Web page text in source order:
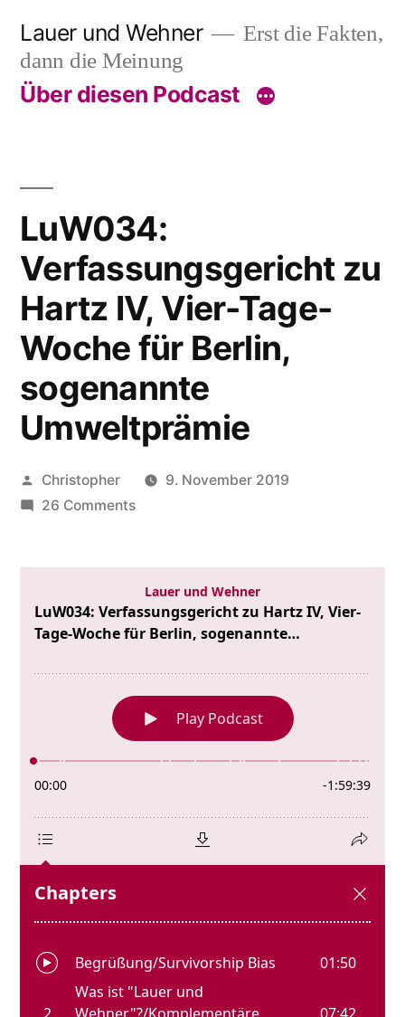
content
Lauer und Wehner
Erst die Fakten,
dann die Meinung
Über diesen Podcast
LuW034:
Verfassungsgericht zu
Hartz IV, Vier-Tage-
Woche für Berlin,
sogenannte
Umweltprämie
Posted
by
Christopher
9. November 2019
26 Commentson
Hartz
IV,
Berlin,